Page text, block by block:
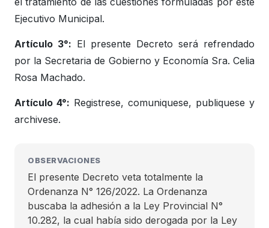
Ejecutivo Municipal.
Artículo 3°: El presente Decreto será refrendado
por la Secretaria de Gobierno y Economía Sra. Celia
Rosa Machado.
Artículo 4°: Registrese, comuniquese, publiquese y
archivese.
OBSERVACIONES
El presente Decreto veta totalmente la
Ordenanza N° 126/2022. La Ordenanza
buscaba la adhesión a la Ley Provincial N°
10.282, la cual había sido derogada por la Ley